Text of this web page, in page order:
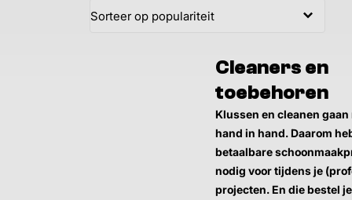
Cleaners en
toebehoren
Klussen en cleanen
hand in hand. Daarom
betaalbare
nodig voor tijdens je
projecten. En die bestel